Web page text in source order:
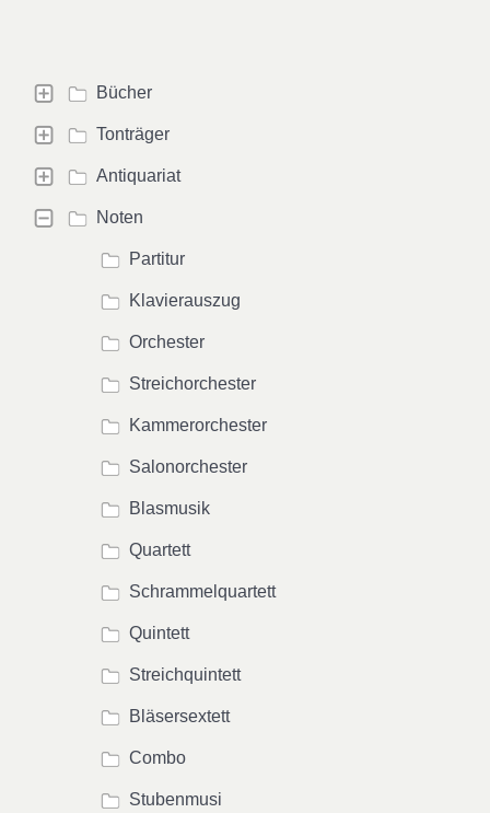
Bücher
Tonträger
Antiquariat
Noten
Partitur
Klavierauszug
Orchester
Streichorchester
Kammerorchester
Salonorchester
Blasmusik
Quartett
Schrammelquartett
Quintett
Streichquintett
Bläsersextett
Combo
Stubenmusi